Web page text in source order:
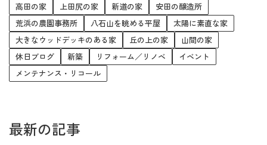
高田の家
上田尻の家 新道の家
安田の醸造所
荒浜の農園事務所
八石山を眺める平屋
太陽に素直な家
大きなウッドデッキのある家
丘の上の家
山間の家
休日ブログ
新築 リフォーム／リノベ
イベント
メンテナンス・リコール
最新の記事